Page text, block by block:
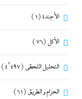
الأجندة(1)
الأكل (76)
التحليل اللحظي (4٬497)
الحزام و الطريق (61)